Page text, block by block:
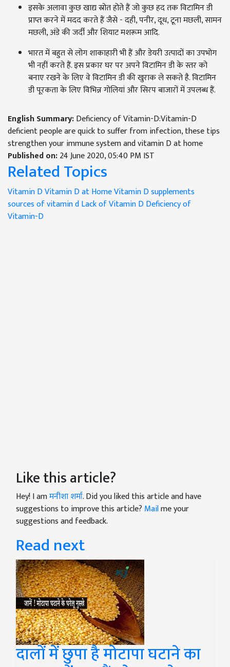
इसके अलावा कुछ खाद्य स्रोत होते हैं जो कुछ हद तक विटामिन डी
प्राप्त करने में मदद करते हैं जैसे - दही, पनीर, दूध, टूना मछली, सामन
मछली, अंडे की जर्दी और शियाट मशरूम आदि.
भारत में बहुत से लोग शाकाहारी भी हैं और डेयरी उत्पादों का उपभोग
भी नहीं करते हैं. इस प्रकार घर पर अपने विटामिन डी के स्तर को
बनाए रखने के लिए वे विटामिन डी की खुराक ले सकते है. विटामिन
डी पूरकता के लिए विभिन्न गोलियां और सिरप बाजारों में उपलब्ध हैं.
English Summary:Deficiency of Vitamin-D:Vitamin-D
deficient people are quick to suffer from infection, these tips
strengthen your immune system and vitamin D at home
Published on:24 June 2020, 05:40 PM IST
Related Topics
Vitamin DVitamin D at HomeVitamin D supplements
sources of vitamin dLack of Vitamin DDeficiency of
Vitamin-D
Like this article?
Hey! I amमनीशा शर्मा. Did you liked this article and have
suggestions to improve this article? Mailme your
suggestions and feedback.
Read next
दालों में छुपा है मोटापा घटाने का